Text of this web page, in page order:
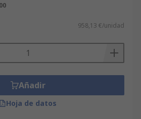
958,13 €/unidad
Añadir
Hoja de datos